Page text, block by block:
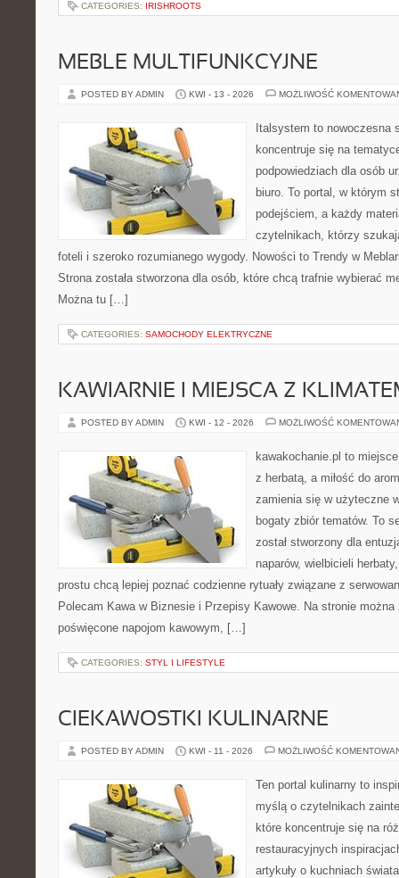
CATEGORIES: IRISHROOTS
MEBLE MULTIFUNKCYJNE
POSTED BY ADMIN KWI - 13 - 2026 MOŻLIWOŚĆ
Italsystem to nowoczesna
koncentruje się na
podpowiedziach dla osób
biuro. To portal, w którym
podejściem, a każdy
czytelnikach, którzy
foteli i szeroko rozumianego wygody. Nowości to Trendy w
Strona została stworzona dla osób, które chcą trafnie wybierać
Można tu […]
CATEGORIES: SAMOCHODY ELEKTRYCZNE
KAWIARNIE I MIEJSCA Z
POSTED BY ADMIN KWI - 12 - 2026 MOŻLIWOŚĆ
kawakochanie.pl to
z herbatą, a miłość do
zamienia się w użyteczne
bogaty zbiór tematów. To
został stworzony dla
naparów, wielbicieli
prostu chcą lepiej poznać codzienne rytuały związane z
Polecam Kawa w Biznesie i Przepisy Kawowe. Na stronie
poświęcone napojom kawowym, […]
CATEGORIES: STYL I LIFESTYLE
CIEKAWOSTKI KULINARNE
POSTED BY ADMIN KWI - 11 - 2026 MOŻLIWOŚĆ
Ten portal kulinarny to
myślą o czytelnikach
które koncentruje się na
restauracyjnych
artykuły o kuchniach